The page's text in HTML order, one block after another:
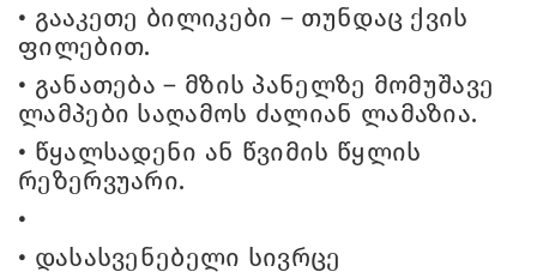
• გააკეთე ბილიკები – თუნდაც ქვის
ფილებით.
• განათება – მზის პანელზე მომუშავე
ლამპები საღამოს ძალიან ლამაზია.
• წყალსადენი ან წვიმის წყლის
რეზერვუარი.
•
• დასასვენებელი სივრცე